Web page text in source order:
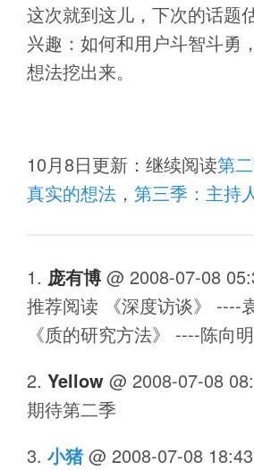
这次就到这儿，下次的话题
兴趣：如何和用户斗智斗勇
想法挖出来。
10月8日更新：继续阅读第
真实的想法 ， 第三季：主持
庞有博 @ 2008-07-08
推荐阅读 《深度访谈》 ----
《质的研究方法》 ----陈向明
Yellow @ 2008-07-08
期待第二季
小猪@ 2008-07-08